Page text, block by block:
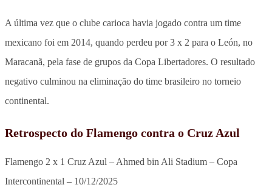
A última vez que o clube carioca havia jogado contra um time
mexicano foi em 2014, quando perdeu por 3 x 2 para o León, no
Maracanã, pela fase de grupos da Copa Libertadores. O resultado
negativo culminou na eliminação do time brasileiro no torneio
continental.
Retrospecto do Flamengo contra o Cruz Azul
Flamengo 2 x 1 Cruz Azul – Ahmed bin Ali Stadium – Copa
Intercontinental – 10/12/2025